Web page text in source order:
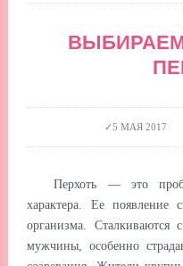
5 МАЯ 2017
Перхоть — это
характера. Ее появление
организма.
мужчины, особенно